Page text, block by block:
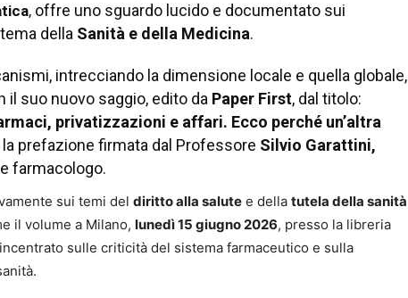
, offre uno sguardo lucido e documentato sui
della Sanità e della Medicina.
intrecciando la dimensione locale e quella globale,
il suo nuovo saggio, edito da Paper First, dal titolo:
privatizzazioni e affari. Ecco perché un’altra
prefazione firmata dal Professore Silvio Garattini,
farmacologo.
sui temi del diritto alla salute e della tutela della sanità
il volume a Milano, lunedì 15 giugno 2026, presso la libreria
sulle criticità del sistema farmaceutico e sulla